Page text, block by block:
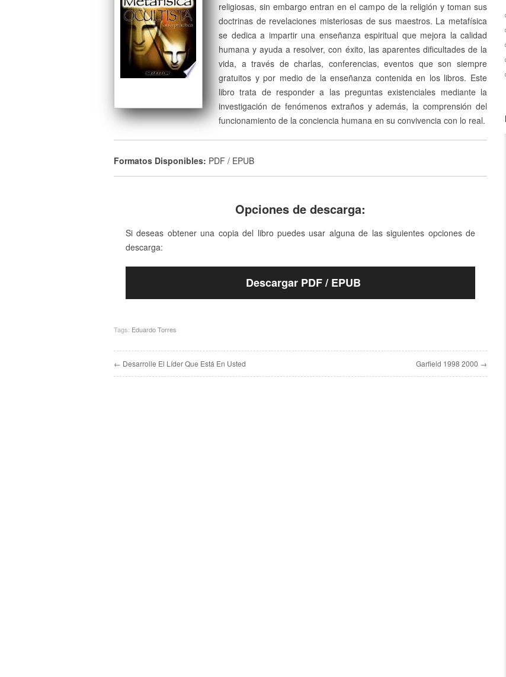
religiosas, sin embargo entran en el campo de la religión y toman sus
doctrinas de revelaciones misteriosas de sus maestros. La metafísica
se dedica a impartir una enseñanza espiritual que mejora la calidad
humana y ayuda a resolver, con éxito, las aparentes dificultades de la
vida, a través de charlas, conferencias, eventos que son siempre
gratuitos y por medio de la enseñanza contenida en los libros. Este
libro trata de responder a las preguntas existenciales mediante la
investigación de fenómenos extraños y además, la comprensión del
funcionamiento de la conciencia humana en su convivencia con lo real.
Formatos Disponibles: PDF / EPUB
Opciones de descarga:
Si deseas obtener una copia del libro puedes usar alguna de las siguientes opciones de
descarga:
Descargar PDF / EPUB
Tags: Eduardo Torres
← Desarrolle El Líder Que Está En Usted Garfield 1998 2000 →